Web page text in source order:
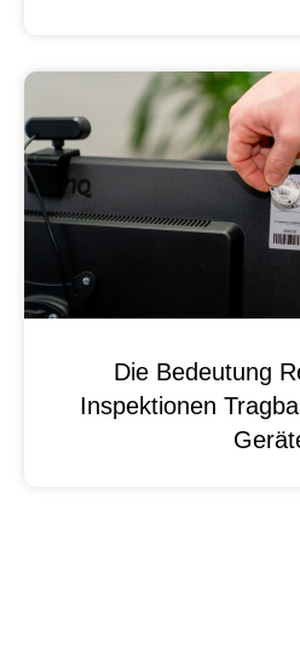
Die Bedeutung
Inspektionen